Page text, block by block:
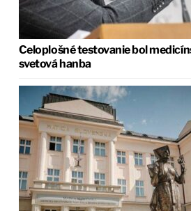
Celoplošné testovanie bol
svetová hanba